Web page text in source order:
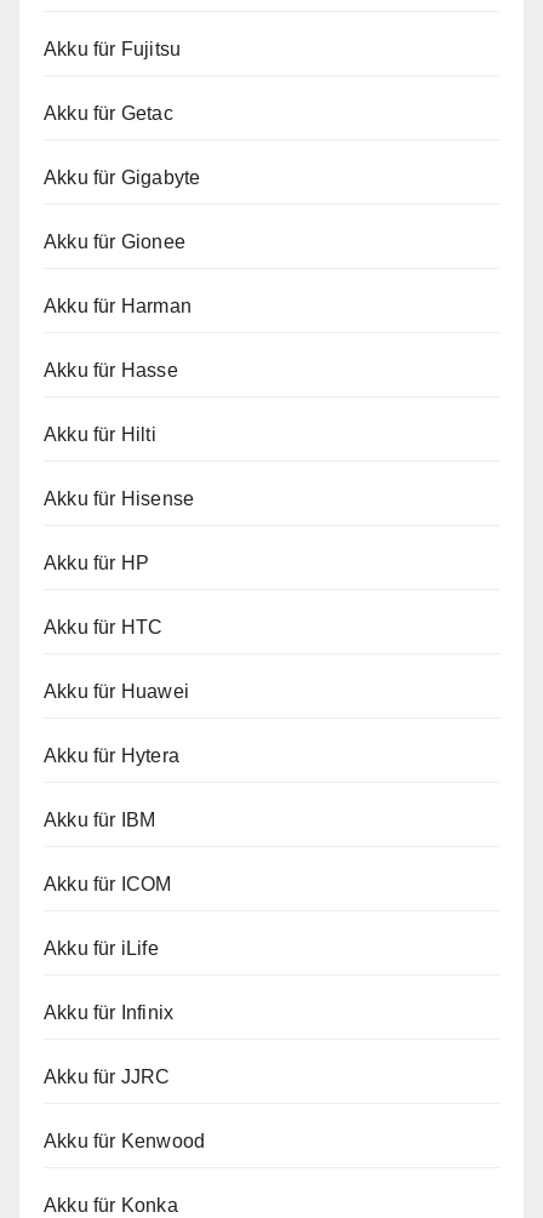
Akku für Fujitsu
Akku für Getac
Akku für Gigabyte
Akku für Gionee
Akku für Harman
Akku für Hasse
Akku für Hilti
Akku für Hisense
Akku für HP
Akku für HTC
Akku für Huawei
Akku für Hytera
Akku für IBM
Akku für ICOM
Akku für iLife
Akku für Infinix
Akku für JJRC
Akku für Kenwood
Akku für Konka